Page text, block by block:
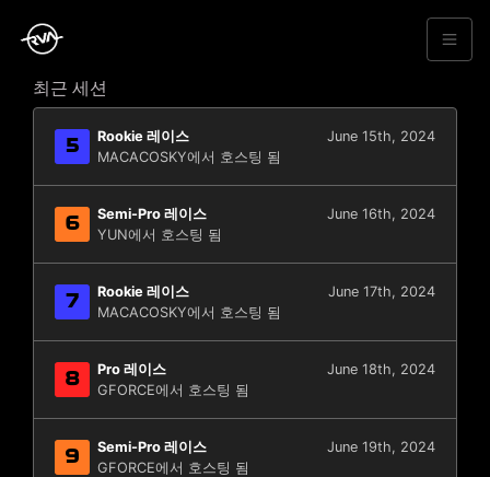
최근 세션
5 Rookie 레이스
June 15th, 2024
MACACOSKY에서 호스팅 됨
6 Semi-Pro 레이스
June 16th, 2024
YUN에서 호스팅 됨
7 Rookie 레이스
June 17th, 2024
MACACOSKY에서 호스팅 됨
8 Pro 레이스
June 18th, 2024
GFORCE에서 호스팅 됨
9 Semi-Pro 레이스
June 19th, 2024
GFORCE에서 호스팅 됨